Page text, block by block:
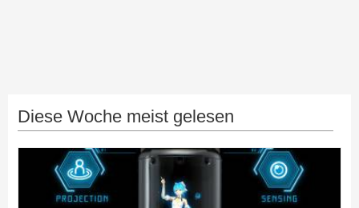
Diese Woche meist gelesen